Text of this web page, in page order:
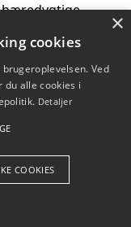
bæredygtige
med familien i
Aps
×
cookies
Ved
du alle cookies i
Detaljer
COOKIES